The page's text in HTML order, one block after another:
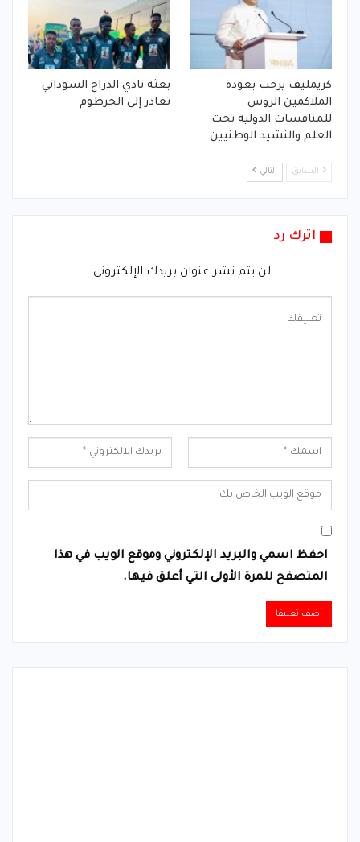
كريمليف يرحب بعودة
الملاكمين الروس
للمنافسات الدولية تحت
العلم والنشيد الوطنيين
بعثة نادي الدراج السوداني
تغادر إلى الخرطوم
السابق التالي
اترك رد
لن يتم نشر عنوان بريدك الإلكتروني.
احفظ اسمي والبريد الإلكتروني وموقع الويب في هذا
المتصفح للمرة الأولى التي أعلق فيها.